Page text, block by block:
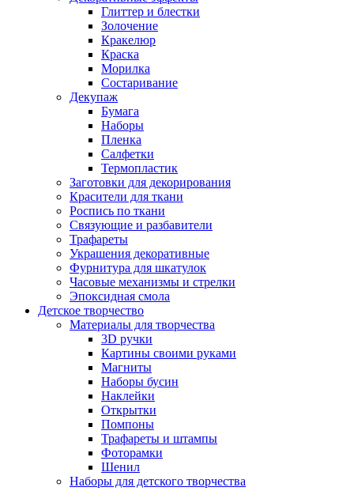
Глиттер и блестки
Золочение
Кракелюр
Краска
Морилка
Состаривание
Декупаж
Бумага
Наборы
Пленка
Салфетки
Термопластик
Заготовки для декорирования
Красители для ткани
Роспись по ткани
Связующие и разбавители
Трафареты
Украшения декоративные
Фурнитура для шкатулок
Часовые механизмы и стрелки
Эпоксидная смола
Детское творчество
Материалы для творчества
3D ручки
Картины своими руками
Магниты
Наборы бусин
Наклейки
Открытки
Помпоны
Трафареты и штампы
Фоторамки
Шенил
Наборы для детского творчества